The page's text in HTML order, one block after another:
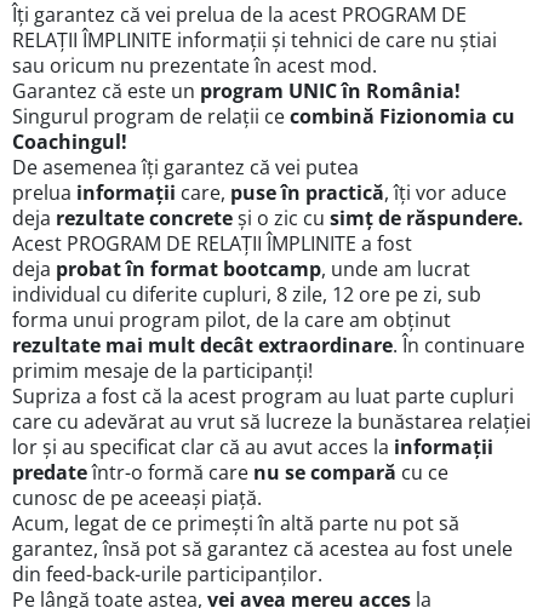
Îți garantez că vei prelua de la acest PROGRAM DE
RELAȚII ÎMPLINITE informații și tehnici de care nu știai
sau oricum nu prezentate în acest mod.
Garantez că este un program UNIC în România!
Singurul program de relații cecombină Fizionomia cu
Coachingul!
De asemenea îți garantez că vei putea
prelua informații care, puse în practică, îți vor aduce
deja rezultate concreteși o zic cu simț de răspundere.
Acest PROGRAM DE RELAȚII ÎMPLINITE a fost
deja probat în format bootcamp, unde am lucrat
individual cu diferite cupluri, 8 zile, 12 ore pe zi, sub
forma unui program pilot, de la care am obținut
rezultate mai mult decât extraordinare. În continuare
primim mesaje de la participanți!
Supriza a fost că la acest program au luat parte cupluri
care cu adevărat au vrut să lucreze la bunăstarea relației
lor și au specificat clar că au avut acces la informații
predateîntr-o formă care nu se compară cu ce
cunosc de pe aceeași piață.
Acum, legat de ce primești în altă parte nu pot să
garantez, însă pot să garantez că acestea au fost unele
din feed-back-urile participanților.
Pe lângă toate astea, vei avea mereu acces la